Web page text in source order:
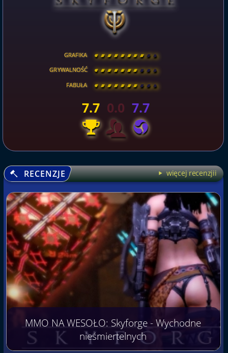
GRAFIKA [ \ \ \ \ \ \ \ \ ]
GRYWALNOŚĆ [ \ \ \ \ \ \ \ \ ]
FABUŁA [ \ \ \ \ \ \ \ \ ]
7.7 0.0 7.7
RECENZJE więcej recenzjii
MMO NA WESOŁO: Skyforge - Wychodne
nieśmiertelnych